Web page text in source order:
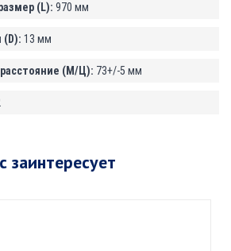
(L): 970 мм
(D): 13 мм
(М/Ц): 73+/-5 мм
заинтересует